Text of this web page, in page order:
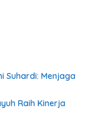
Suhardi: Menjaga
Raih Kinerja